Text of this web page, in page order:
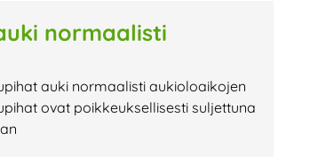
normaalisti
auki normaalisti aukioloaikojen
ovat poikkeuksellisesti suljettuna